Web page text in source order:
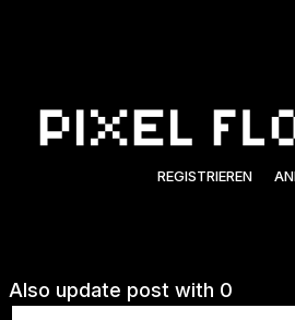
REGISTRIEREN
Also update post with 0